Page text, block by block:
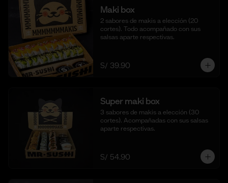
Maki box
2 sabores de makis a elección (20
cortes). Todo acompañado con sus
salsas aparte respectivas.
S/ 39.90
Super maki box
3 sabores de makis a elección (30
cortes). Acompañadas con sus salsas
aparte respectivas.
S/ 54.90